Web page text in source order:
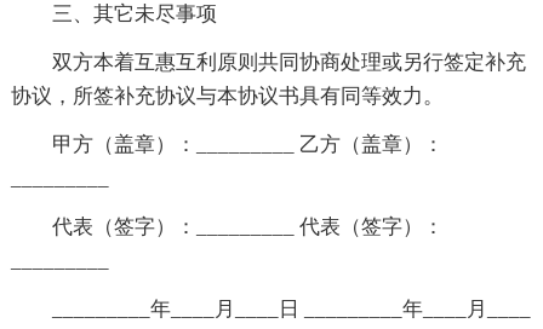
三、其它未尽事项
双方本着互惠互利原则共同协商处理或另行签定补充
协议，所签补充协议与本协议书具有同等效力。
甲方（盖章）：_________ 乙方（盖章）：
代表（签字）：_________ 代表（签字）：
_________年____月____日 _________年____月____